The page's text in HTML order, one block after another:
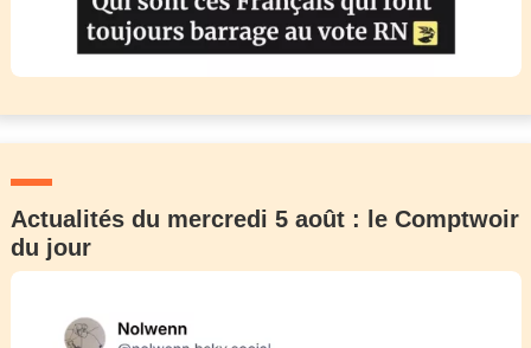
Actualités du mercredi 5 août : le Comptwoir
du jour